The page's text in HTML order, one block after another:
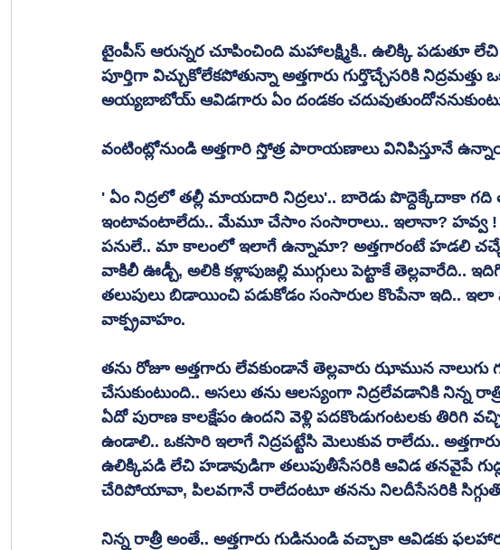
టైంపీస్ ఆరున్నర చూపించింది మహాలక్ష్మికి.. ఉలిక్కి పడుతూ లేచి
పూర్తిగా విచ్చుకోలేకపోతున్నా అత్తగారు గుర్తొచ్చేసరికి
అయ్యబాబోయ్ ఆవిడగారు ఏం దండకం
వంటింట్లోనుండి అత్తగారి స్తోత్ర పారాయణాలు వినిపిస్తూనే
' ఏం నిద్రలో తల్లీ మాయదారి నిద్రలు'.. బారెడు పొద్దెక్కేదాకా గది
ఇంటావంటాలేదు.. మేమూ చేసాం సంసారాలు.. ఇలానా? హవ్వ !
పనులే.. మా కాలంలో ఇలాగే ఉన్నామా? అత్తగారంటే హడలి
వాకిలీ ఊడ్చీ, అలికి కళ్లాపుజల్లి ముగ్గులు పెట్టాకే తెల్లవారేది..
తలుపులు బిడాయించి పడుకోడం సంసారుల కొంపేనా ఇది..
వాక్ప్రవాహం.
తను రోజూ అత్తగారు లేవకుండానే తెల్లవారు ఝామున నాలుగు
చేసుకుంటుంది.. అసలు తను ఆలస్యంగా నిద్రలేవడానికి
ఏదో పురాణ కాలక్షేపం ఉందని వెళ్లి పదకొండుగంటలకు తిరిగి
ఉండాలి.. ఒకసారి ఇలాగే నిద్రపట్టేసి మెలుకువ రాలేదు..
ఉలిక్కిపడి లేచి హడావుడిగా తలుపుతీసేసరికి ఆవిడ తనవైపే
చేరిపోయావా, పిలవగానే రాలేదంటూ తనను నిలదీసేసరికి
నిన్న రాత్రీ అంతే.. అత్తగారు గుడినుండి వచ్చాకా ఆవిడకు